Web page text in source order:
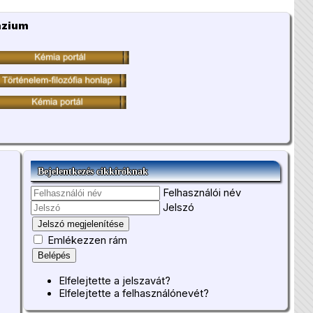
Bejelentkezés cikkíróknak
Felhasználói név
Jelszó
Jelszó megjelenítése
Emlékezzen rám
Belépés
Elfelejtette a jelszavát?
Elfelejtette a felhasználónevét?